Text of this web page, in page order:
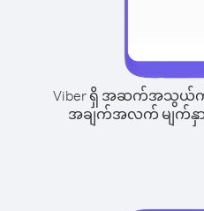
Viber ရှိ အဆက်အသွယ်ကို
အချက်အလက် မျက်နှာပ